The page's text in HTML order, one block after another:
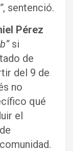
, sentenció.
Pérez
si
de
del 9 de
no
qué
el